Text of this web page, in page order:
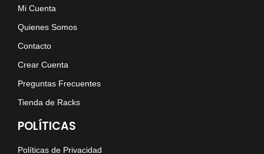
Mi Cuenta
Quienes Somos
Contacto
Crear Cuenta
Preguntas Frecuentes
Tienda de Racks
POLÍTICAS
Políticas de Privacidad